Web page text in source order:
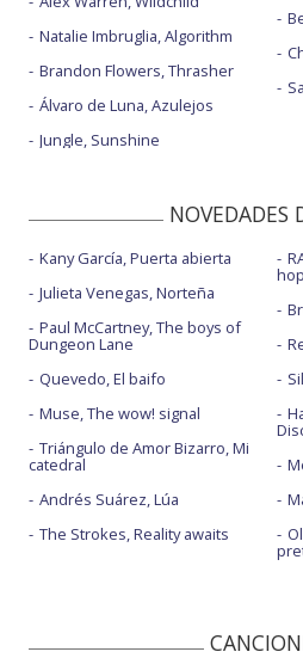
Natalie Imbruglia, Algorithm
Brandon Flowers, Thrasher
Álvaro de Luna, Azulejos
Jungle, Sunshine
NOVEDADES
Kany García, Puerta abierta
Julieta Venegas, Norteña
Paul McCartney, The boys of
Dungeon Lane
Quevedo, El baifo
Muse, The wow! signal
Triángulo de Amor Bizarro, Mi
catedral
Andrés Suárez, Lúa
The Strokes, Reality awaits